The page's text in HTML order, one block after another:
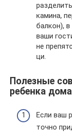
камина,
балкон),
ваши
не
ци.
Полезные
ребенка дома
Если ваш
точно